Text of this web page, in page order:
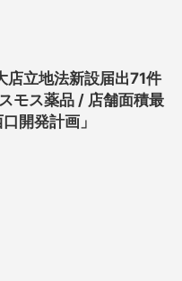
立地法新設届出71件
モス薬品 / 店舗面積最
開発計画」